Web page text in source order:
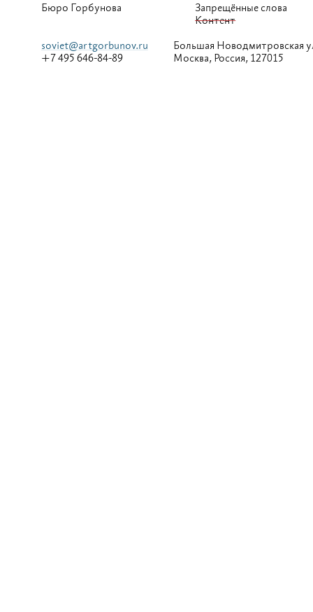
Бюро Горбунова
Запрещённые слова
Контент
soviet@artgorbunov.ru
+7 495 646-84-89
Большая Новодмитровская
Москва, Россия, 127015